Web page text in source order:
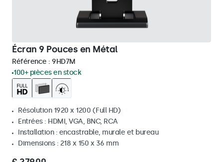
Écran 9 Pouces en Métal
Référence : 9HD7M
100+ pièces en stock
Résolution 1920 x 1200 (Full HD)
Entrées : HDMI, VGA, BNC, RCA
Installation : encastrable, murale et bureau
Dimensions : 218 x 150 x 36 mm